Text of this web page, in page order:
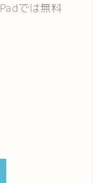
では無料